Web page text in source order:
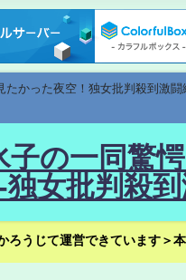
かった夜空！独女批判殺到激
の一同驚
女批判殺
うじて運営できています＞